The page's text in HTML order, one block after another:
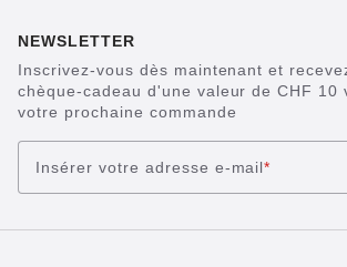
NEWSLETTER
Inscrivez-vous dès maintenant et
chèque-cadeau d'une valeur de CHF 10
votre prochaine commande
Insérer votre adresse e-mail*